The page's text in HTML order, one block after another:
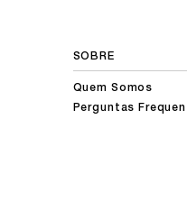
SOBRE
Quem Somos
Perguntas